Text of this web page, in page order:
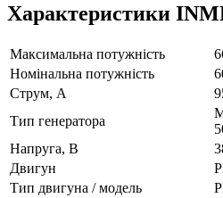
Характеристики
Максимальна потужність
Номінальна потужність
Струм, А
Тип генератора
Напруга, В
Двигун
Тип двигуна / модель